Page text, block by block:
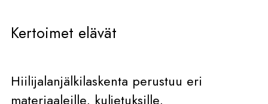
Kertoimet elävät
Hiilijalanjälkilaskenta perustuu eri
materiaaleille, kuljetuksille,